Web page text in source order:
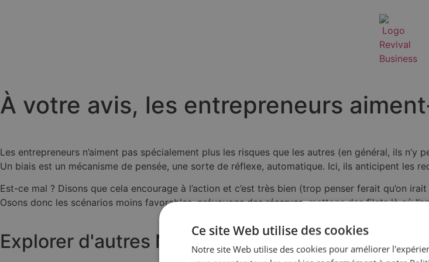
À votre avis, les entrepreneurs
Les entrepreneurs n’aiment pas spécialement plus les risques que les autres (en général, ils
Un biais est un mécanisme de pensée, une sorte de réflexe, automatique. Ici, ils anticipent les
Est-ce mal ? Disons que cela encourage à l’action et c’est très bien (trop penser ferait qu’on
Osons donc les scénarios moins favorables, prévoyons des réserves, mettons des filets là où
Explorer d'autres NewsCe site Web utilise des cookies
Notre site Web utilise des cookies pour améliorer